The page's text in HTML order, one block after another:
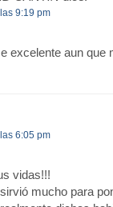
9:19 pm
excelente aun que
6:05 pm
vidas!!!
mucho para